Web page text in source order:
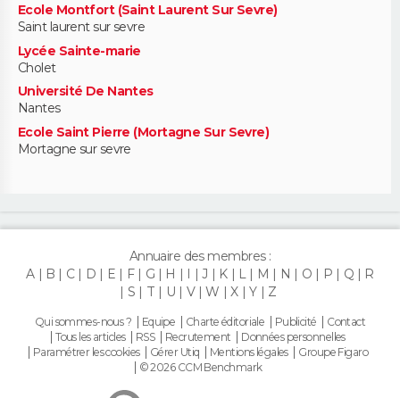
Ecole Montfort (Saint Laurent Sur Sevre)
Saint laurent sur sevre
Lycée Sainte-marie
Cholet
Université De Nantes
Nantes
Ecole Saint Pierre (Mortagne Sur Sevre)
Mortagne sur sevre
Annuaire des membres :
A
B C D E F G H I J K L M N O P Q
R
S
T U V W X Y Z
Qui sommes-nous ? Equipe Charte éditoriale Publicité
Contact
Tous les articles
RSS Recrutement
Données personnelles
Paramétrer les cookies
Gérer Utiq Mentions légales
Groupe Figaro
© 2026 CCM Benchmark